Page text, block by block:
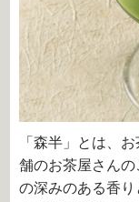
「森半」とは、
舗のお茶屋さん
の深みのある香